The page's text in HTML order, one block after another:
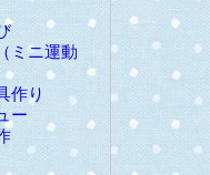
ミニ運動
作り
ー